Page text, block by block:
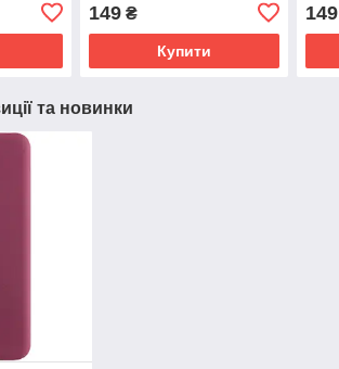
Comics
149₴
Купити
149
та новинки